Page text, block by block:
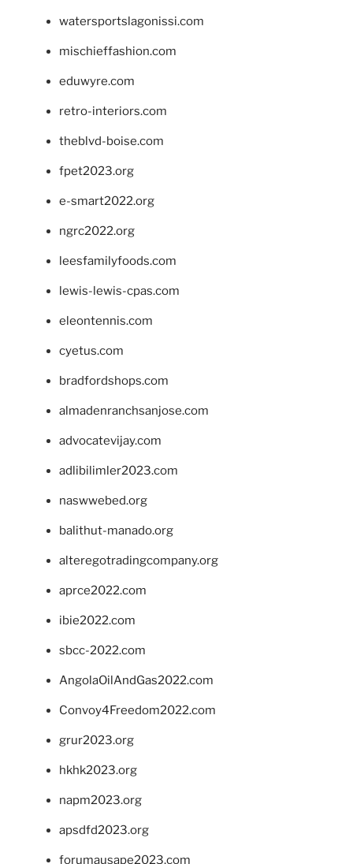
watersportslagonissi.com
mischieffashion.com
eduwyre.com
retro-interiors.com
theblvd-boise.com
fpet2023.org
e-smart2022.org
ngrc2022.org
leesfamilyfoods.com
lewis-lewis-cpas.com
eleontennis.com
cyetus.com
bradfordshops.com
almadenranchsanjose.com
advocatevijay.com
adlibilimler2023.com
naswwebed.org
balithut-manado.org
alteregotradingcompany.org
aprce2022.com
ibie2022.com
sbcc-2022.com
AngolaOilAndGas2022.com
Convoy4Freedom2022.com
grur2023.org
hkhk2023.org
napm2023.org
apsdfd2023.org
forumausape2023.com